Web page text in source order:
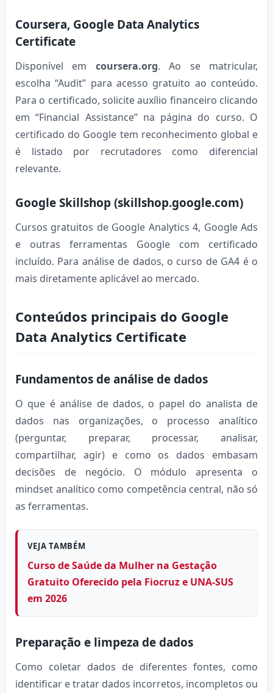
Coursera, Google Data Analytics
Certificate
Disponível em coursera.org. Ao se matricular,
escolha “Audit” para acesso gratuito ao conteúdo.
Para o certificado, solicite auxílio financeiro clicando
em “Financial Assistance” na página do curso. O
certificado do Google tem reconhecimento global e
é listado por recrutadores como diferencial
relevante.
Google Skillshop (skillshop.google.com)
Cursos gratuitos de Google Analytics 4, Google Ads
e outras ferramentas Google com certificado
incluído. Para análise de dados, o curso de GA4 é o
mais diretamente aplicável ao mercado.
Conteúdos principais do Google
Data Analytics Certificate
Fundamentos de análise de dados
O que é análise de dados, o papel do analista de
dados nas organizações, o processo analítico
(perguntar, preparar, processar, analisar,
compartilhar, agir) e como os dados embasam
decisões de negócio. O módulo apresenta o
mindset analítico como competência central, não só
as ferramentas.
VEJA TAMBÉM
Curso de Saúde da Mulher na Gestação
Gratuito Oferecido pela Fiocruz e UNA-SUS
em 2026
Preparação e limpeza de dados
Como coletar dados de diferentes fontes, como
identificar e tratar dados incorretos, incompletos ou